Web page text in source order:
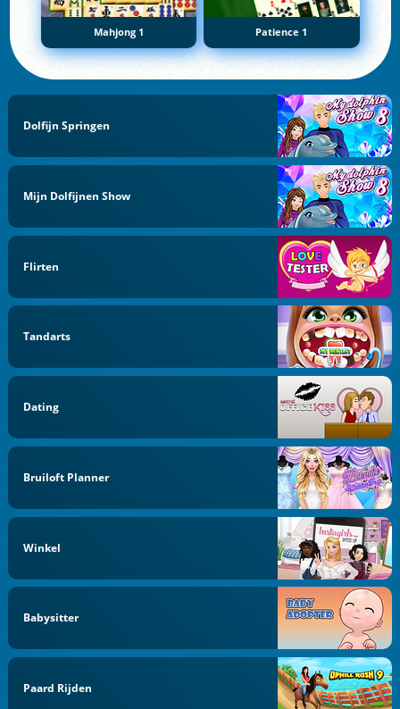
Mahjong 1 Patience 1
Dolfijn Springen
Mijn Dolfijnen Show
Flirten
Tandarts
Dating
Bruiloft Planner
Winkel
Babysitter
Paard Rijden